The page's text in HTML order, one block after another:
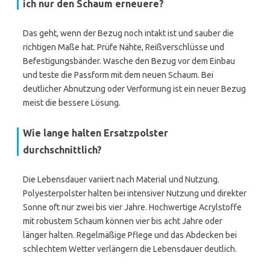
ich nur den Schaum erneuere?
Das geht, wenn der Bezug noch intakt ist und sauber die
richtigen Maße hat. Prüfe Nähte, Reißverschlüsse und
Befestigungsbänder. Wasche den Bezug vor dem Einbau
und teste die Passform mit dem neuen Schaum. Bei
deutlicher Abnutzung oder Verformung ist ein neuer Bezug
meist die bessere Lösung.
Wie lange halten Ersatzpolster
durchschnittlich?
Die Lebensdauer variiert nach Material und Nutzung.
Polyesterpolster halten bei intensiver Nutzung und direkter
Sonne oft nur zwei bis vier Jahre. Hochwertige Acrylstoffe
mit robustem Schaum können vier bis acht Jahre oder
länger halten. Regelmäßige Pflege und das Abdecken bei
schlechtem Wetter verlängern die Lebensdauer deutlich.